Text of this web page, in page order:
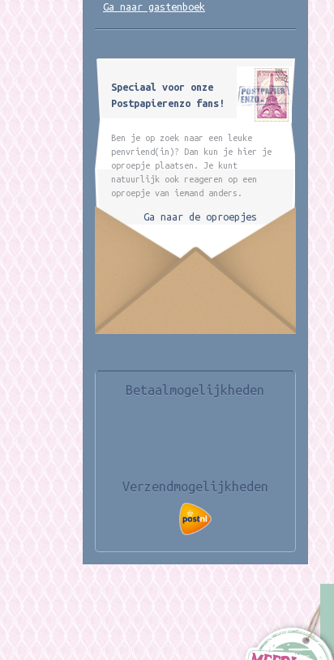
Ga naar gastenboek
Speciaal voor onze
Postpapierenzo fans!
Ben je op zoek naar een leuke
penvriend(in)? Dan kun je hier je
oproepje plaatsen. Je kunt
natuurlijk ook reageren op een
oproepje van iemand anders.
Ga naar de oproepjes
Betaalmogelijkheden
Verzendmogelijkheden